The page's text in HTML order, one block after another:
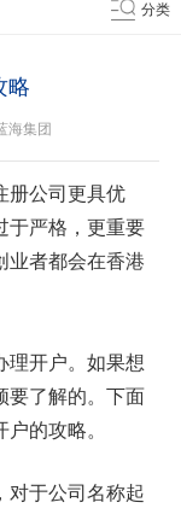
分类
略
海集团
册公司更具优
于严格，更重要
业者都会在香港
理开户。如果想
要了解的。下面
的攻略。
对于公司名称起